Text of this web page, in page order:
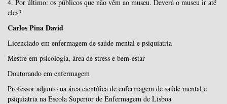
4. Por último: os públicos que não vêm ao museu. Deverá o museu ir até
eles?
Carlos Pina David
Licenciado em enfermagem de saúde mental e psiquiatria
Mestre em psicologia, área de stress e bem-estar
Doutorando em enfermagem
Professor adjunto na área científica de enfermagem de saúde mental e
psiquiatria na Escola Superior de Enfermagem de Lisboa